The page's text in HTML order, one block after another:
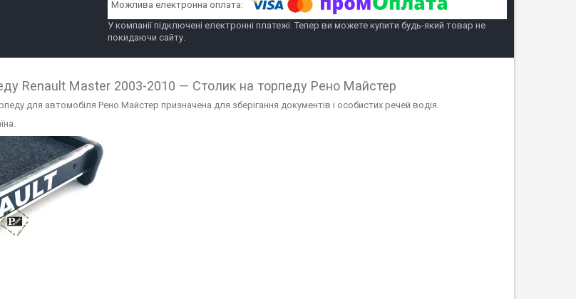
У компанії підключені електронні платежі. Тепер ви можете купити будь-який товар не
покидаючи сайту.
Renault Master 2003-2010 — Столик на торпеду Рено Майстер
для автомобіля Рено Майстер призначена для зберігання документів і особистих речей водія.